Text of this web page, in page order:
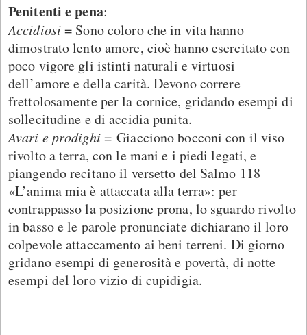
Penitenti e pena:
Accidiosi= Sono coloro che in vita hanno
dimostrato lento amore, cioè hanno esercitato con
poco vigore gli istinti naturali e virtuosi
dell’amore e della carità. Devono correre
frettolosamente per la cornice, gridando esempi di
sollecitudine e di accidia punita.
Avari e prodighi= Giacciono bocconi con il viso
rivolto a terra, con le mani e i piedi legati, e
piangendo recitano il versetto del Salmo 118
«L’anima mia è attaccata alla terra»: per
contrappasso la posizione prona, lo sguardo rivolto
in basso e le parole pronunciate dichiarano il loro
colpevole attaccamento ai beni terreni. Di giorno
gridano esempi di generosità e povertà, di notte
esempi del loro vizio di cupidigia.